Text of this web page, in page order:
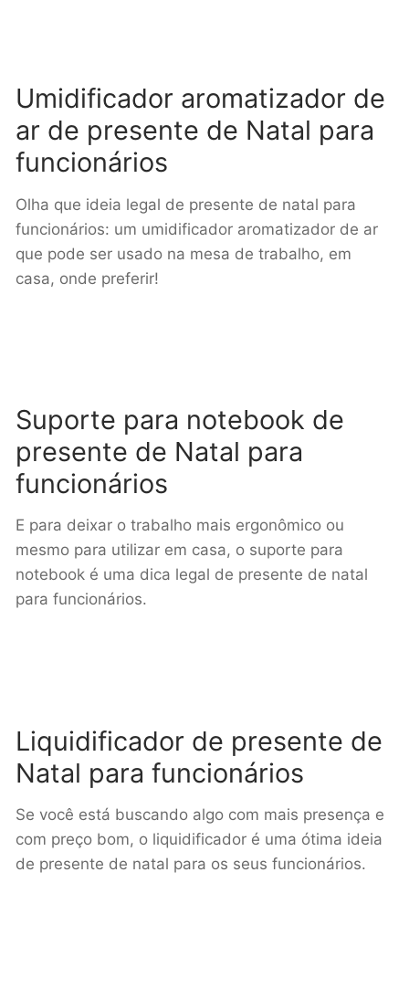
Umidificador aromatizador de
ar de presente de Natal para
funcionários
Olha que ideia legal de presente de natal para
funcionários: um umidificador aromatizador de ar
que pode ser usado na mesa de trabalho, em
casa, onde preferir!
Suporte para notebook de
presente de Natal para
funcionários
E para deixar o trabalho mais ergonômico ou
mesmo para utilizar em casa, o suporte para
notebook é uma dica legal de presente de natal
para funcionários.
Liquidificador de presente de
Natal para funcionários
Se você está buscando algo com mais presença e
com preço bom, o liquidificador é uma ótima ideia
de presente de natal para os seus funcionários.